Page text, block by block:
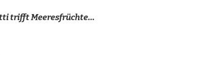
trifft Meeresfrüchte…